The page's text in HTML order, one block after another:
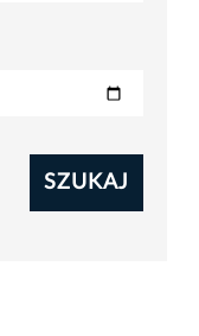
SZUKAJ